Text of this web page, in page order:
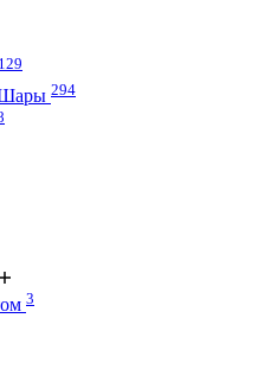
129
Шары 294
3